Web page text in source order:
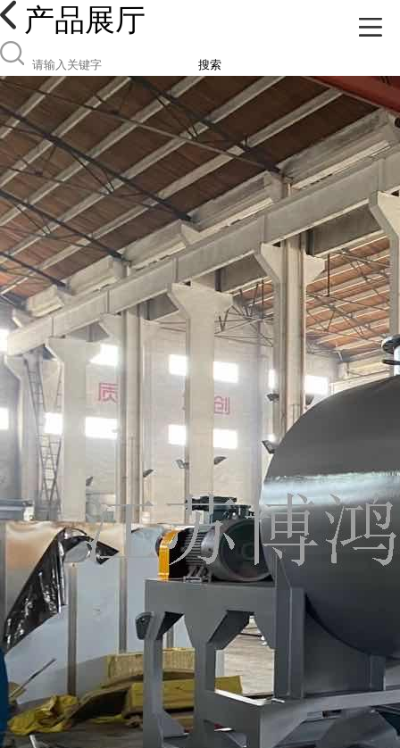
产品展厅
搜索